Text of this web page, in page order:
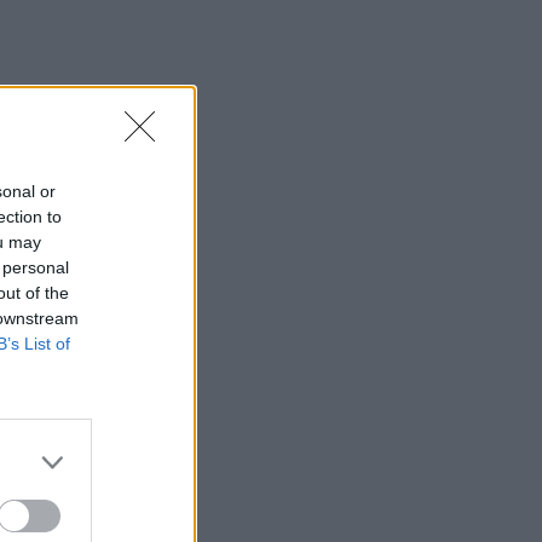
or
to
may
of the
List of
χειρουργείου